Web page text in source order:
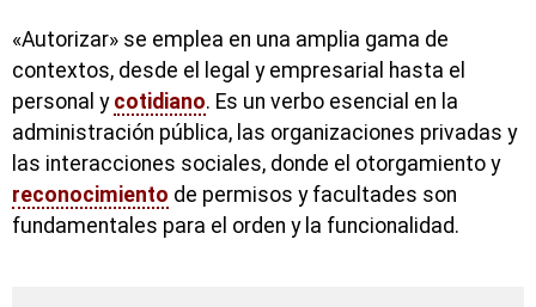
«Autorizar» se emplea en una amplia gama de
contextos, desde el legal y empresarial hasta el
personal y cotidiano. Es un verbo esencial en la
administración pública, las organizaciones privadas y
las interacciones sociales, donde el otorgamiento y
reconocimiento de permisos y facultades son
fundamentales para el orden y la funcionalidad.